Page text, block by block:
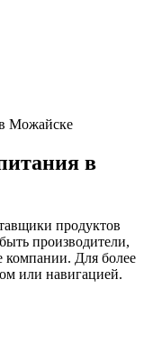
Можайске
в
продуктов
производители,
компании. Для более
или навигацией.